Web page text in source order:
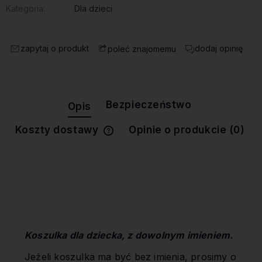
Dla dzieci
zapytaj o produkt poleć znajomemu dodaj opinię
Opis Bezpieczeństwo
Koszty dostawy
Cena nie zawiera ewentualnych
Opinie o produkcie (0)
Koszulka dla dziecka, z dowolnym imieniem.
Jeżeli koszulka ma być bez imienia, prosimy o